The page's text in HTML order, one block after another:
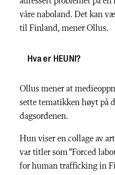
våre naboland. Det kan
til Finland, mener Ollus.
Hva er HEUNI?
Ollus mener at
sette tematikken høyt på
dagsordenen.
Hun viser en collage av
var titler som “Forced
for human trafficking in